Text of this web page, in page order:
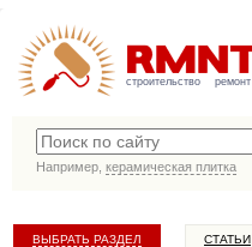
строительство ремонт
Например, керамическая плитка
ВЫБРАТЬ РАЗДЕЛ СТАТЬИ